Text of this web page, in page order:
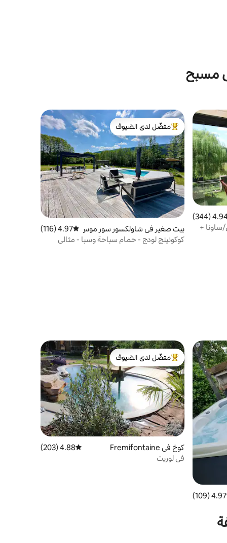
مسبح
4.94 من 5، 344 مراجعات4.94 (344)
ساونا +
من أبرز البيوت المفضّلة لدى الضيوف
مفضّل لدى الضيوف
بيت صغير في شاولكسور سور موس
يلوت
متوسط التقييم 4.97 من 5، 116 مراجعات
4.97 (116)
كوكونينج لودج - حمام سباحة وسبا - مثالي
4.97 من 5، 109 مراجعات4.97 (109)
من أبرز البيوت المفضّلة لدى الضيوف
مفضّل لدى الضيوف
كوخ في Fremifontaine متوسط التقييم 4.88 من 5، 203 مراجعات
4.88 (203)
في لوريت